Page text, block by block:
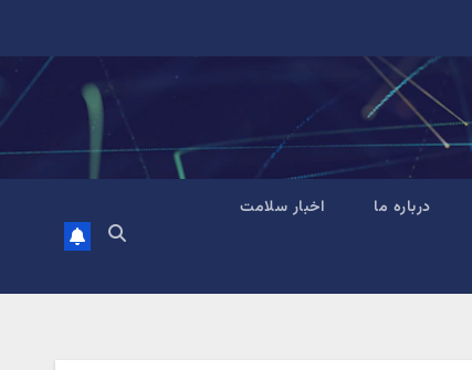
درباره ما اخبار سلامت